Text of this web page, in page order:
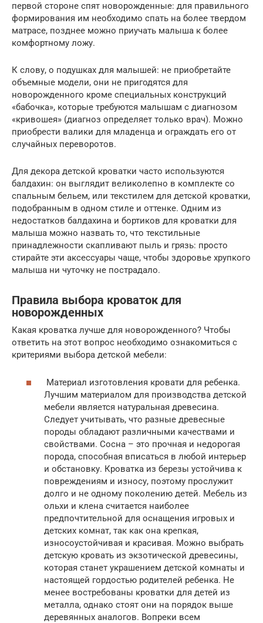
первой стороне спят новорожденные: для правильного
формирования им необходимо спать на более твердом
матрасе, позднее можно приучать малыша к более
комфортному ложу.
К слову, о подушках для малышей: не приобретайте
объемные модели, они не пригодятся для
новорожденного кроме специальных конструкций
«бабочка», которые требуются малышам с диагнозом
«кривошея» (диагноз определяет только врач). Можно
приобрести валики для младенца и ограждать его от
случайных переворотов.
Для декора детской кроватки часто используются
балдахин: он выглядит великолепно в комплекте со
спальным бельем, или текстилем для детской кроватки,
подобранным в одном стиле и оттенке. Одним из
недостатков балдахина и бортиков для кроватки для
малыша можно назвать то, что текстильные
принадлежности скапливают пыль и грязь: просто
стирайте эти аксессуары чаще, чтобы здоровье хрупкого
малыша ни чуточку не пострадало.
Правила выбора кроваток для
новорожденных
Какая кроватка лучше для новорожденного? Чтобы
ответить на этот вопрос необходимо ознакомиться с
критериями выбора детской мебели:
Материал изготовления кровати для ребенка.
Лучшим материалом для производства детской
мебели является натуральная древесина.
Следует учитывать, что разные древесные
породы обладают различными качествами и
свойствами. Сосна – это прочная и недорогая
порода, способная вписаться в любой интерьер
и обстановку. Кроватка из березы устойчива к
повреждениям и износу, поэтому прослужит
долго и не одному поколению детей. Мебель из
ольхи и клена считается наиболее
предпочтительной для оснащения игровых и
детских комнат, так как она крепкая,
износоустойчивая и красивая. Можно выбрать
детскую кровать из экзотической древесины,
которая станет украшением детской комнаты и
настоящей гордостью родителей ребенка. Не
менее востребованы кроватки для детей из
металла, однако стоят они на порядок выше
деревянных аналогов. Вопреки всем